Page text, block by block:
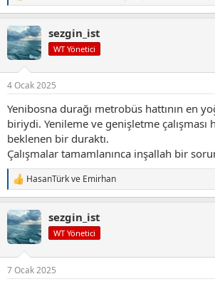
e
k
i
l
sezgin_ist
WT Yönetici
4 Ocak 2025
Yenibosna durağı metrobüs hattının en
biriydi. Yenileme ve genişletme çalışması
beklenen bir duraktı.
Çalışmalar tamamlanınca inşallah bir
T
e
k
i
l
HasanTürkve Emirhan
sezgin_ist
WT Yönetici
7 Ocak 2025